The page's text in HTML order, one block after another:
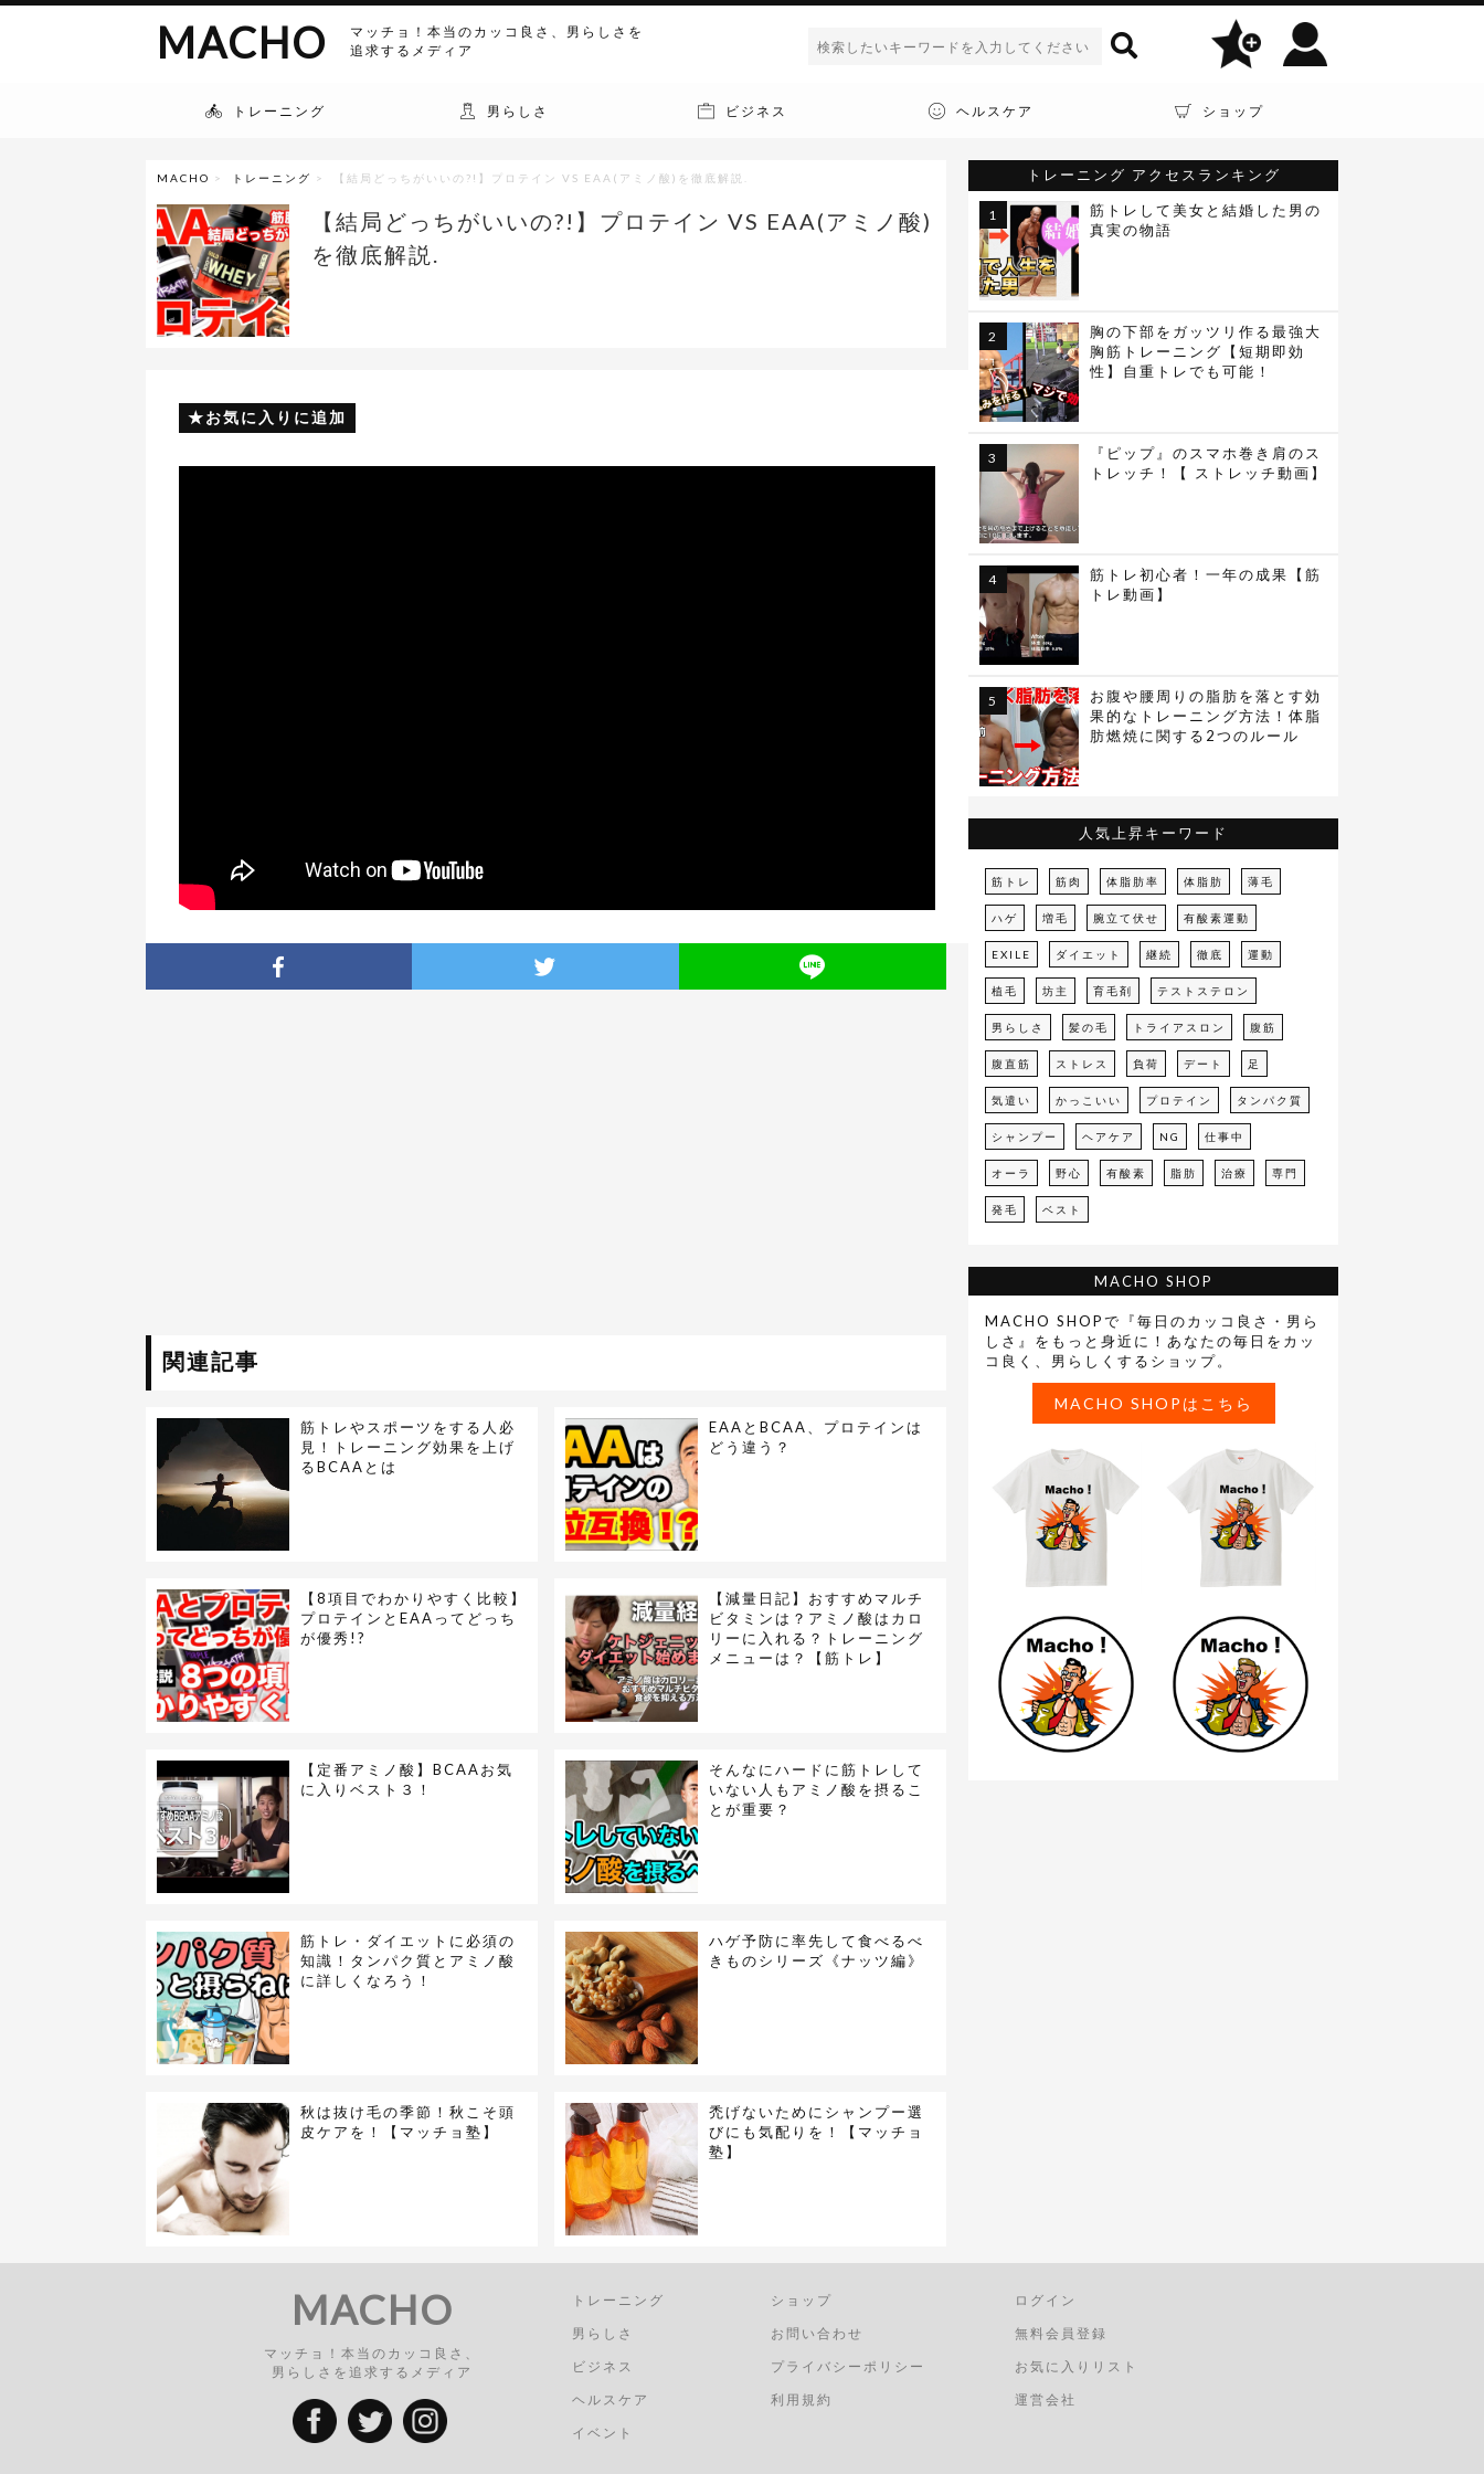
マッチョ！本当のカッコ良さ、男らしさを
追求するメディア
MACHO
トレーニング 男らしさ ビジネス ヘルスケア ショップ
MACHO > トレーニング > 【結局どっちがいいの?!】プロテイン VS EAA(アミノ酸)を徹底解説.
【結局どっちがいいの?!】プロテイン VS EAA(アミノ酸)
を徹底解説.
お気に入りに追加
関連記事
筋トレやスポーツをする人必
見！トレーニング効果を上げ
るBCAAとは
EAAとBCAA、プロテインは
どう違う？
【8項目でわかりやすく比較】
プロテインとEAAってどっち
が優秀!?
【減量日記】おすすめマルチ
ビタミンは？アミノ酸はカロ
リーに入れる？トレーニング
メニューは？【筋トレ】
【定番アミノ酸】BCAAお気
に入りベスト３！
そんなにハードに筋トレして
いない人もアミノ酸を摂るこ
とが重要？
筋トレ・ダイエットに必須の
知識！タンパク質とアミノ酸
に詳しくなろう！
ハゲ予防に率先して食べるべ
きものシリーズ《ナッツ編》
秋は抜け毛の季節！秋こそ頭
皮ケアを！【マッチョ塾】
禿げないためにシャンプー選
びにも気配りを！【マッチョ
塾】
トレーニング アクセスランキング
筋トレして美女と結婚した男の
真実の物語
胸の下部をガッツリ作る最強大
胸筋トレーニング【短期即効
性】自重トレでも可能！
『ピップ』のスマホ巻き肩のス
トレッチ！【 ストレッチ動画】
筋トレ初心者！一年の成果【筋
トレ動画】
お腹や腰周りの脂肪を落とす効
果的なトレーニング方法！体脂
肪燃焼に関する2つのルール
人気上昇キーワード
筋トレ 筋肉 体脂肪率 体脂肪 薄毛
ハゲ 増毛 腕立て伏せ 有酸素運動
EXILE ダイエット 継続 徹底 運動
植毛 坊主 育毛剤 テストステロン
男らしさ 髪の毛 トライアスロン 腹筋
腹直筋 ストレス 負荷 デート 足
気遣い かっこいい プロテイン タンパク質
シャンプー ヘアケア NG 仕事中
オーラ 野心 有酸素 脂肪 治療 専門
発毛 ベスト
MACHO SHOP
MACHO SHOPで『毎日のカッコ良さ・男ら
しさ』をもっと身近に！あなたの毎日をカッ
コ良く、男らしくするショップ。
MACHO SHOPはこちら
MACHO
マッチョ！本当のカッコ良さ、
男らしさを追求するメディア
トレーニング
男らしさ
ビジネス
ヘルスケア
イベント
ショップ
お問い合わせ
プライバシーポリシー
利用規約
ログイン
無料会員登録
お気に入りリスト
運営会社